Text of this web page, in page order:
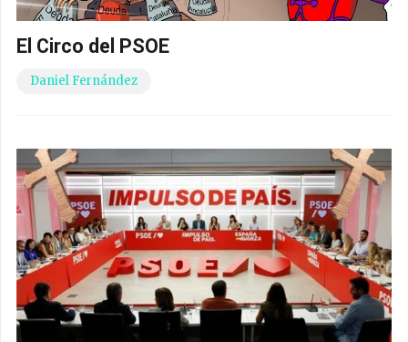
El Circo del PSOE
Daniel Fernández